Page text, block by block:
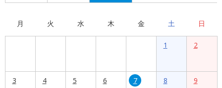
月 火 水 木 金 土 日
1 2
3 4 5 6 7 8 9